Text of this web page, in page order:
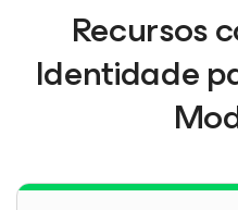
Recursos
Identidade